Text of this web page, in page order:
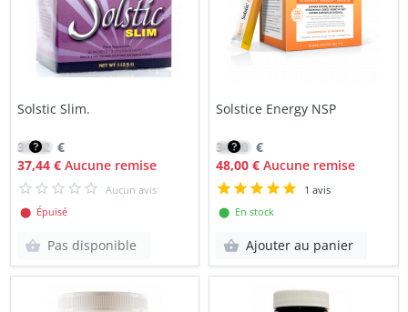
Solstic Slim.
31,82 €
37,44 €Aucune remise
Aucun avis
⬤ Épuisé
Pas disponible
Solstice Energy NSP
34,30 €
48,00 € Aucune remise
1 avis
⬤ En stock
Ajouter au panier